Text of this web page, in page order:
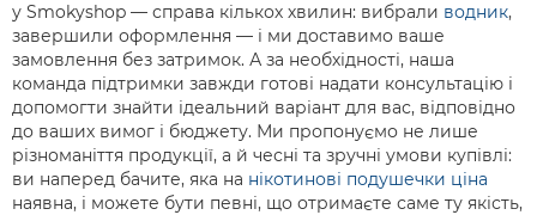
у Smokyshop — справа кількох хвилин: вибрали водник,
завершили оформлення — і ми доставимо ваше
замовлення без затримок. А за необхідності, наша
команда підтримки завжди готові надати консультацію і
допомогти знайти ідеальний варіант для вас, відповідно
до ваших вимог і бюджету. Ми пропонуємо не лише
різноманіття продукції, а й чесні та зручні умови купівлі:
ви наперед бачите, яка на нікотинові подушечки ціна
наявна, і можете бути певні, що отримаєте саме ту якість,